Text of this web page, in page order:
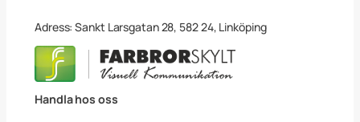
Adress: Sankt Larsgatan 28, 582 24, Linköping
Handla hos oss